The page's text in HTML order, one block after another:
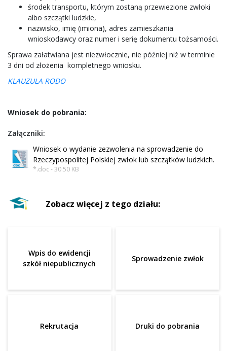
środek transportu, którym zostaną przewiezione zwłoki
albo szczątki ludzkie,
nazwisko, imię (imiona), adres zamieszkania
wnioskodawcy oraz numer i serię dokumentu tożsamości.
Sprawa załatwiana jest niezwłocznie, nie później niż w terminie
3 dni od złożenia kompletnego wniosku.
KLAUZULA RODO
Wniosek do pobrania:
Załączniki:
Wniosek o wydanie zezwolenia na sprowadzenie do
Rzeczypospolitej Polskiej zwłok lub szczątków ludzkich.
*.doc - 30.50 KB
Zobacz więcej z tego działu:
Wpis do ewidencji
szkół niepublicznych
Sprowadzenie zwłok
Rekrutacja Druki do pobrania